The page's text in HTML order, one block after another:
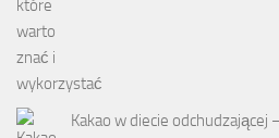
Kakao w diecie odchudzającej